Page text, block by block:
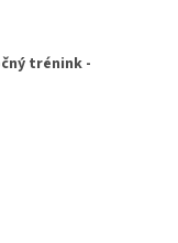
trénink -